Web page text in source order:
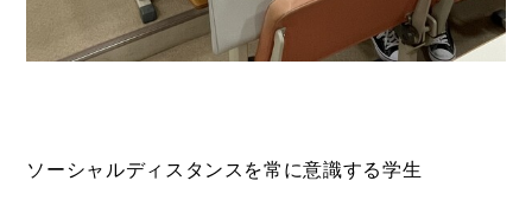
ソーシャルディスタンスを常に意識する学生